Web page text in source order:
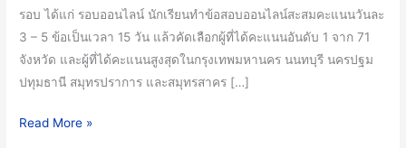
รอบ ได้แก่ รอบออนไลน์ นักเรียนทำข้อสอบออนไลน์สะสมคะแนนวันละ
3 – 5 ข้อเป็นเวลา 15 วัน แล้วคัดเลือกผู้ที่ได้คะแนนอันดับ 1 จาก 71
จังหวัด และผู้ที่ได้คะแนนสูงสุดในกรุงเทพมหานคร นนทบุรี นครปฐม
ปทุมธานี สมุทรปราการ และสมุทรสาคร […]
Read More »